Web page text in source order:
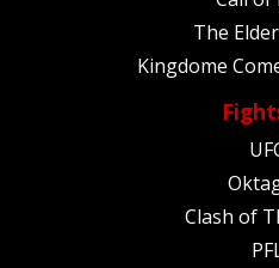
The
Kingdome
Clash of